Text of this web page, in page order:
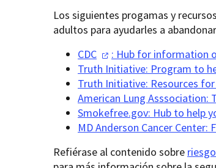
Los siguientes progamas y
adultos para ayudarles a
CDC
: Hub for information
Truth Initiative: Program to
Truth Initiative: Resources
American Lung
Smokefree.gov: Hub to help
MD Anderson Cancer
Refiérase al contenido sobre